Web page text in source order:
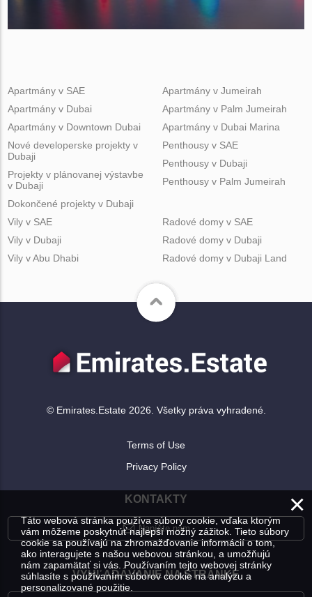
Apartmány v SAE
Apartmány v Dubai
Apartmány v Downtown Dubai
Apartmány v Jumeirah
Apartmány v Palm Jumeirah
Apartmány v Dubai Marina
Nové developerske projekty v
Dubaji
Projekty v plánovanej výstavbe
v Dubaji
Dokončené projekty v Dubaji
Penthousy v SAE
Penthousy v Dubaji
Penthousy v Palm Jumeirah
Vily v SAE
Vily v Dubaji
Vily v Abu Dhabi
Radové domy v SAE
Radové domy v Dubaji
Radové domy v Dubaji Land
© Emirates.Estate 2026. Všetky práva vyhradené.
Terms of Use
Privacy Policy
KONTAKTY
Napíšte nám
VYHĽADÁVANIE NA STRÁNKE
×
Táto webová stránka používa súbory cookie, vďaka ktorým
vám môžeme poskytnúť najlepší možný zážitok. Tieto súbory
cookie sa používajú na zhromažďovanie informácií o tom,
ako interagujete s našou webovou stránkou, a umožňujú
nám zapamätať si vás. Používaním tejto webovej stránky
súhlasíte s používaním súborov cookie na analýzu a
personalizované použitie.